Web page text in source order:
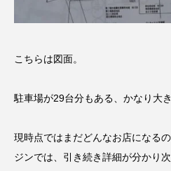
こちらは図面。
駐車場が29台分もある、かなり大
現時点ではまだどんなお店になる
ジンでは、引き続き詳細が分かり